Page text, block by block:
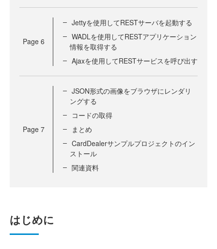
Page 6
Jettyを使用してRESTサーバを起動する
WADLを使用してRESTアプリケーション
情報を取得する
Ajaxを使用してRESTサービスを呼び出す
Page 7
JSON形式の画像をブラウザにレンダリ
ングする
コードの取得
まとめ
CardDealerサンプルプロジェクトのイン
ストール
関連資料
はじめに